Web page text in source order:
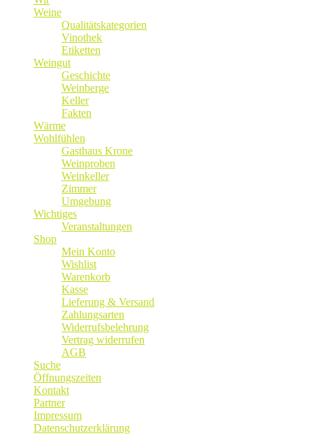
Weine
Qualitätskategorien
Vinothek
Etiketten
Weingut
Geschichte
Weinberge
Keller
Fakten
Wärme
Wohlfühlen
Gasthaus Krone
Weinproben
Weinkeller
Zimmer
Umgebung
Wichtiges
Veranstaltungen
Shop
Mein Konto
Wishlist
Warenkorb
Kasse
Lieferung & Versand
Zahlungsarten
Widerrufsbelehrung
Vertrag widerrufen
AGB
Suche
Öffnungszeiten
Kontakt
Partner
Impressum
Datenschutzerklärung